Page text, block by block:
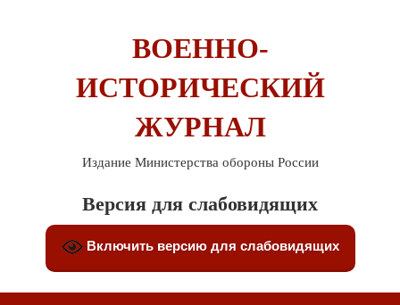
ВОЕННО-
ИСТОРИЧЕСКИЙ
ЖУРНАЛ
Издание Министерства обороны России
Версия для слабовидящих
Включить версию для слабовидящих